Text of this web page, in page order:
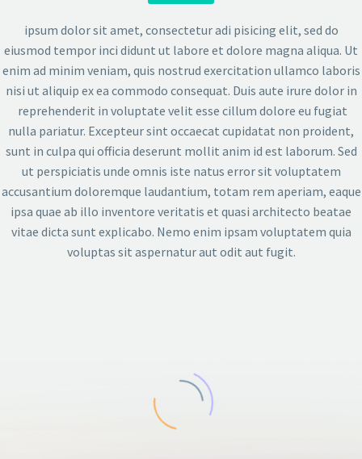
ipsum dolor sit amet, consectetur adi pisicing elit, sed do
eiusmod tempor inci didunt ut labore et dolore magna aliqua. Ut
enim ad minim veniam, quis nostrud exercitation ullamco laboris
nisi ut aliquip ex ea commodo consequat. Duis aute irure dolor in
reprehenderit in voluptate velit esse cillum dolore eu fugiat
nulla pariatur. Excepteur sint occaecat cupidatat non proident,
sunt in culpa qui officia deserunt mollit anim id est laborum. Sed
ut perspiciatis unde omnis iste natus error sit voluptatem
accusantium doloremque laudantium, totam rem aperiam, eaque
ipsa quae ab illo inventore veritatis et quasi architecto beatae
vitae dicta sunt explicabo. Nemo enim ipsam voluptatem quia
voluptas sit aspernatur aut odit aut fugit.